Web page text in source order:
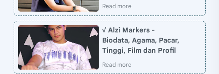
√ Alzi Markers -
Biodata, Agama, Pacar,
Tinggi, Film dan Profil